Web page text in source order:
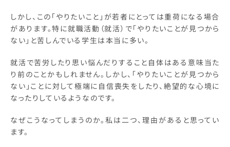
しかし、この「やりたいこと」が若者にとっては重荷になる場合
があります。特に就職活動（就活）で「やりたいことが見つから
ない」と苦しんでいる学生は本当に多い。
就活で苦労したり思い悩んだりすること自体はある意味当た
り前のことかもしれません。しかし、「やりたいことが見つから
ない」ことに対して極端に自信喪失をしたり、絶望的な心境に
なったりしているようなのです。
なぜこうなってしまうのか。私は二つ、理由があると思ってい
ます。